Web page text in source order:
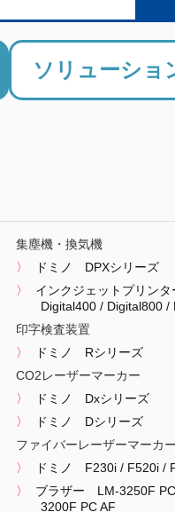
ソリューショ
集塵機・換気機
ドミノ DPXシリーズ
インクジェットプリン
Digital400 / Digital800 /
印字検査装置
ドミノ Rシリーズ
CO2レーザーマーカー
ドミノ Dxシリーズ
ドミノ Dシリーズ
ファイバーレーザーマーカー
ドミノ F230i / F520i /
ブラザー LM-3250F
3200F PC AF